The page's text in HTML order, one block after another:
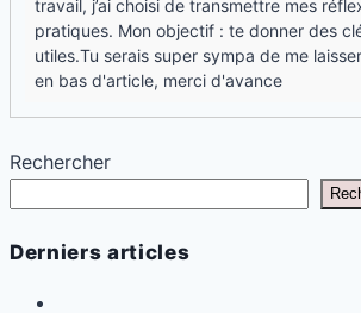
travail, j’ai choisi de transmettre mes
pratiques. Mon objectif : te donner des
utiles.Tu serais super sympa de me
en bas d'article, merci d'avance
Rechercher
Derniers articles